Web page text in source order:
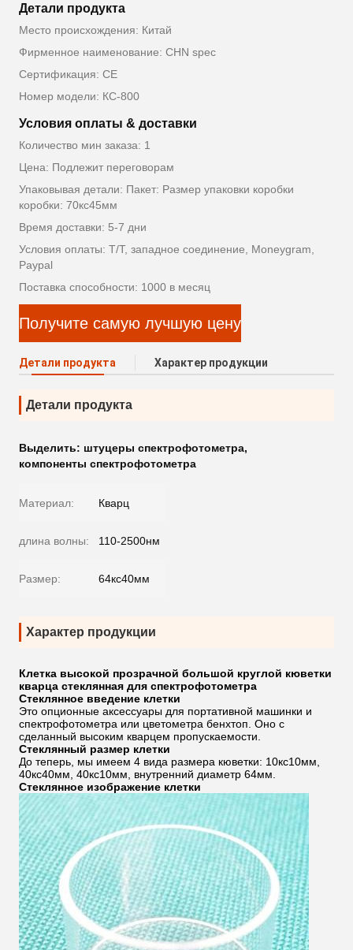
Детали продукта
Место происхождения: Китай
Фирменное наименование: CHN spec
Сертификация: CE
Номер модели: КС-800
Условия оплаты & доставки
Количество мин заказа: 1
Цена: Подлежит переговорам
Упаковывая детали: Пакет: Размер упаковки коробки
коробки: 70кс45мм
Время доставки: 5-7 дни
Условия оплаты: T/T, западное соединение, Moneygram,
Paypal
Поставка способности: 1000 в месяц
Получите самую лучшую цену
Детали продукта Характер продукции
Детали продукта
Выделить: штуцеры спектрофотометра,
компоненты спектрофотометра
Материал: Кварц
длина волны: 110-2500нм
Размер: 64кс40мм
Характер продукции
Клетка высокой прозрачной большой круглой кюветки
кварца стеклянная для спектрофотометра
Стеклянное введение клетки
Это опционные аксессуары для портативной машинки и
спектрофотометра или цветометра бенхтоп. Оно с
сделанный высоким кварцем пропускаемости.
Стеклянный размер клетки
До теперь, мы имеем 4 вида размера кюветки: 10кс10мм,
40кс40мм, 40кс10мм, внутренний диаметр 64мм.
Стеклянное изображение клетки